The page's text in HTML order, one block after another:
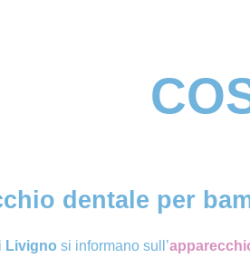
dentale per
Livigno si informano sull’